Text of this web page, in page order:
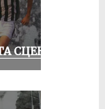
СЦЕНА